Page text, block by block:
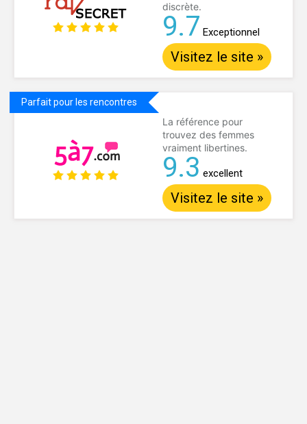
discrète.
9.7 Exceptionnel
Visitez le site »
Parfait pour les rencontres
La référence pour
trouvez des femmes
vraiment libertines.
9.3 excellent
Visitez le site »